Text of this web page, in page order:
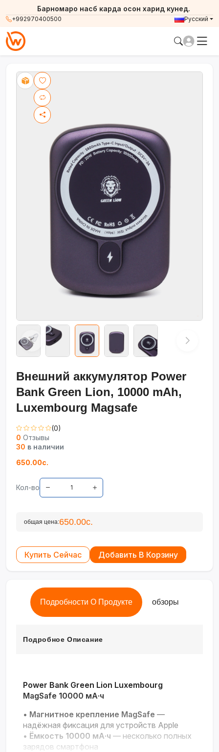
+992970400500
Барномаро насб карда осон харид кунед.
Русский
Внешний аккумулятор Power
Bank Green Lion, 10000 mAh,
Luxembourg Magsafe
(0)
0 Отзывы
30 в наличии
650.00с.
Кол-во
общая цена:650.00с.
Купить Сейчас Добавить В Корзину
Подробности О Продукте обзоры
Подробное Описание
Power Bank Green Lion Luxembourg
MagSafe 10000 мА·ч
• Магнитное крепление MagSafe —
надёжная фиксация для устройств Apple
• Ёмкость 10000 мА·ч — несколько полных
зарядов смартфона